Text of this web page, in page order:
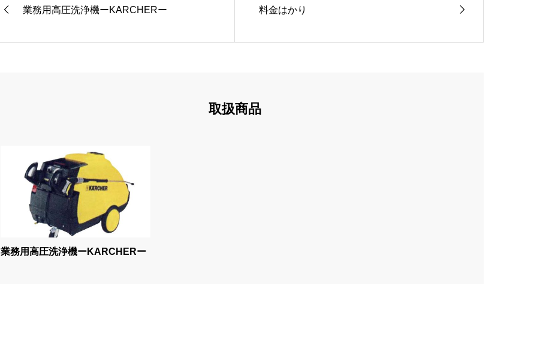
業務用高圧洗浄機ーKARCHERー 料金はかり
取扱商品
業務用高圧洗浄機ーKARCHERー